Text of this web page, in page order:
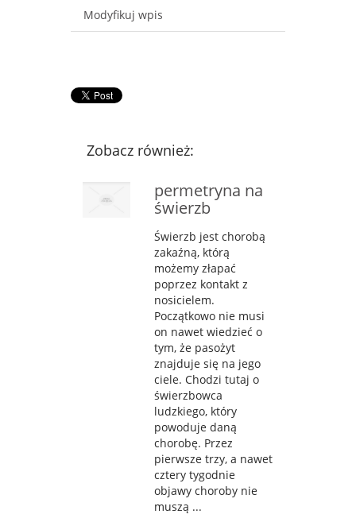
Modyfikuj wpis
Zobacz również:
permetryna na
świerzb
Świerzb jest chorobą
zakaźną, którą
możemy złapać
poprzez kontakt z
nosicielem.
Początkowo nie musi
on nawet wiedzieć o
tym, że pasożyt
znajduje się na jego
ciele. Chodzi tutaj o
świerzbowca
ludzkiego, który
powoduje daną
chorobę. Przez
pierwsze trzy, a nawet
cztery tygodnie
objawy choroby nie
muszą ...